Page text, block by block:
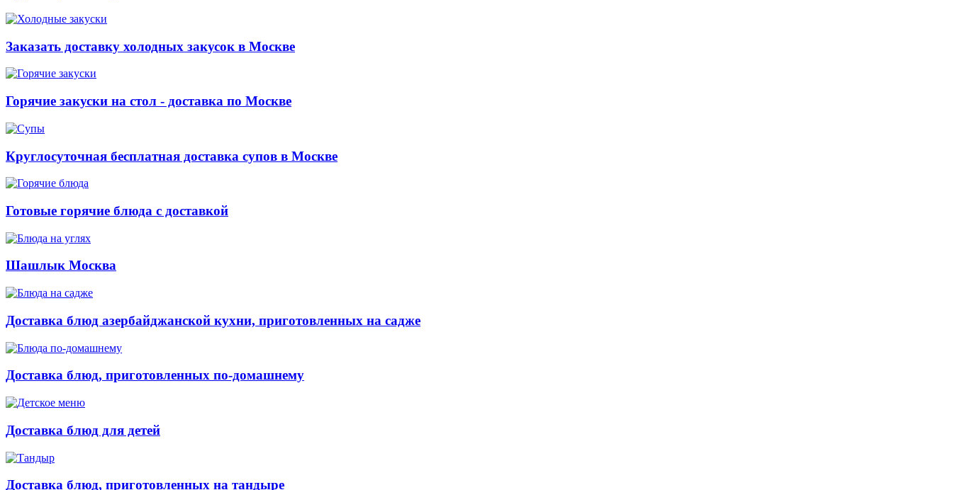
Заказать доставку холодных закусок в Москве
Горячие закуски на стол - доставка по Москве
Круглосуточная бесплатная доставка супов в Москве
Готовые горячие блюда с доставкой
Шашлык Москва
Доставка блюд азербайджанской кухни, приготовленных на садже
Доставка блюд, приготовленных по-домашнему
Доставка блюд для детей
Доставка блюд, приготовленных на тандыре